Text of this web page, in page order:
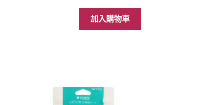
始
價
格：
加入購物車